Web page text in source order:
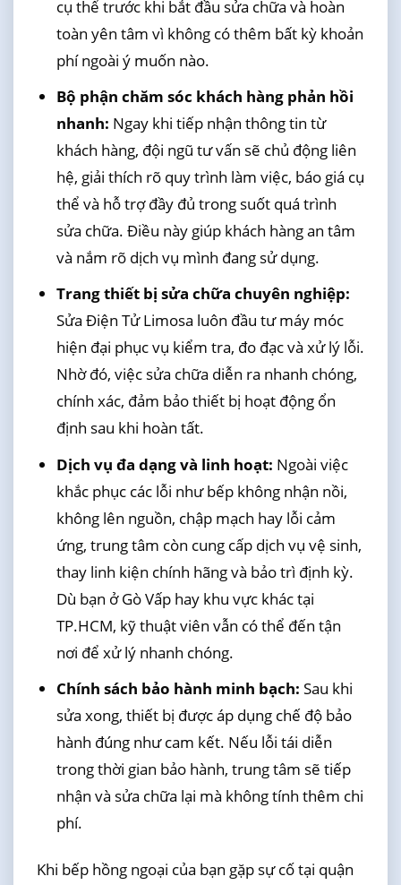
cụ thể trước khi bắt đầu sửa chữa và hoàn
toàn yên tâm vì không có thêm bất kỳ khoản
phí ngoài ý muốn nào.
Bộ phận chăm sóc khách hàng phản hồi
nhanh: Ngay khi tiếp nhận thông tin từ
khách hàng, đội ngũ tư vấn sẽ chủ động liên
hệ, giải thích rõ quy trình làm việc, báo giá cụ
thể và hỗ trợ đầy đủ trong suốt quá trình
sửa chữa. Điều này giúp khách hàng an tâm
và nắm rõ dịch vụ mình đang sử dụng.
Trang thiết bị sửa chữa chuyên nghiệp:
Sửa Điện Tử Limosa luôn đầu tư máy móc
hiện đại phục vụ kiểm tra, đo đạc và xử lý lỗi.
Nhờ đó, việc sửa chữa diễn ra nhanh chóng,
chính xác, đảm bảo thiết bị hoạt động ổn
định sau khi hoàn tất.
Dịch vụ đa dạng và linh hoạt: Ngoài việc
khắc phục các lỗi như bếp không nhận nồi,
không lên nguồn, chập mạch hay lỗi cảm
ứng, trung tâm còn cung cấp dịch vụ vệ sinh,
thay linh kiện chính hãng và bảo trì định kỳ.
Dù bạn ở Gò Vấp hay khu vực khác tại
TP.HCM, kỹ thuật viên vẫn có thể đến tận
nơi để xử lý nhanh chóng.
Chính sách bảo hành minh bạch: Sau khi
sửa xong, thiết bị được áp dụng chế độ bảo
hành đúng như cam kết. Nếu lỗi tái diễn
trong thời gian bảo hành, trung tâm sẽ tiếp
nhận và sửa chữa lại mà không tính thêm chi
phí.
Khi bếp hồng ngoại của bạn gặp sự cố tại quận